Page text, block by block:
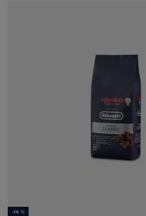
-14 %